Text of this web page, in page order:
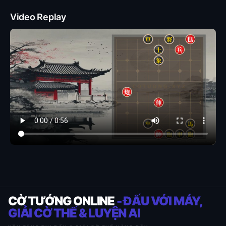
Video Replay
CỜ TƯỚNG ONLINE- ĐẤU VỚI MÁY,
GIẢI CỜ THẾ & LUYỆN AI